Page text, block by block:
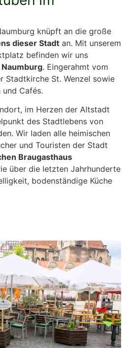
knüpft an die große
dieser Stadt an. Mit unserem
befinden wir uns
. Eingerahmt vom
Stadtkirche St. Wenzel sowie
Cafés.
im Herzen der Altstadt
des Stadtlebens von
Wir laden alle heimischen
und Touristen der Stadt
Braugasthaus
über die letzten Jahrhunderte
bodenständige Küche